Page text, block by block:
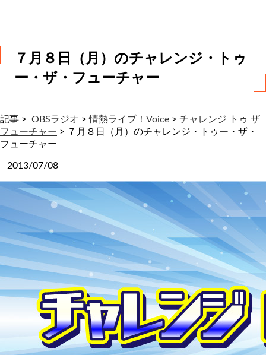
７月８日（月）のチャレンジ・トゥ
ー・ザ・フューチャー
記事 > OBSラジオ >情熱ライブ！Voice > チャレンジ トゥ ザ
フューチャー > ７月８日（月）のチャレンジ・トゥー・ザ・
フューチャー
2013/07/08